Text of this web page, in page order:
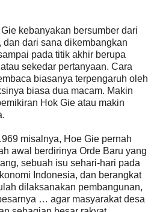
Gie kebanyakan bersumber dari
dari sana dikembangkan
pada titik akhir berupa
sekedar pertanyaan. Cara
biasanya terpengaruh oleh
biasa dua macam. Makin
Hok Gie atau makin
misalnya, Hoe Gie pernah
awal berdirinya Orde Baru yang
sebuah isu sehari-hari pada
Indonesia, dan berangkat
dilaksanakan pembangunan,
… agar masyarakat desa